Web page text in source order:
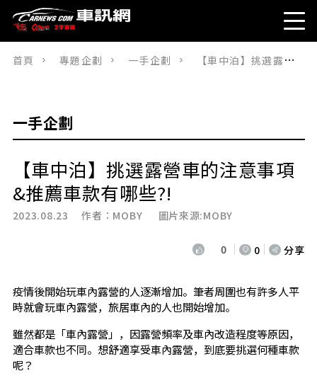
首頁 專題企劃 一手企劃 【車中泊】挑選露營車的注意事項&推薦車款有哪些?!
一手企劃
【車中泊】挑選露營車的注意事項
&推薦車款有哪些?!
2023.08.23 作者： MOBY 圖片來源:MOBY
0 0 分享
疫情後開始玩車內露營的人逐漸增加。筆者周圍也有許多人平
時就會玩車內露營，旅居車內的人也開始增加。
雖然都是「車內露營」，因露營頻率及車內改造程度等原因，
適合車款也不同。想舒適享受車內露營，到底要挑選何種車款
呢？